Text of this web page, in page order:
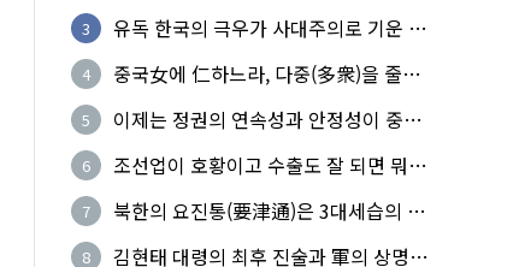
3
유독 한국의 극우가 사대주의로 기운 이
4
중국女에 仁하느라, 다중(多衆)을 줄세
5
이제는 정권의 연속성과 안정성이 중요
6
조선업이 호황이고 수출도 잘 되면 뭐하
7
북한의 요진통(要津通)은 3대세습의 사
8 김현태 대령의 최후 진술과 軍의 상명하